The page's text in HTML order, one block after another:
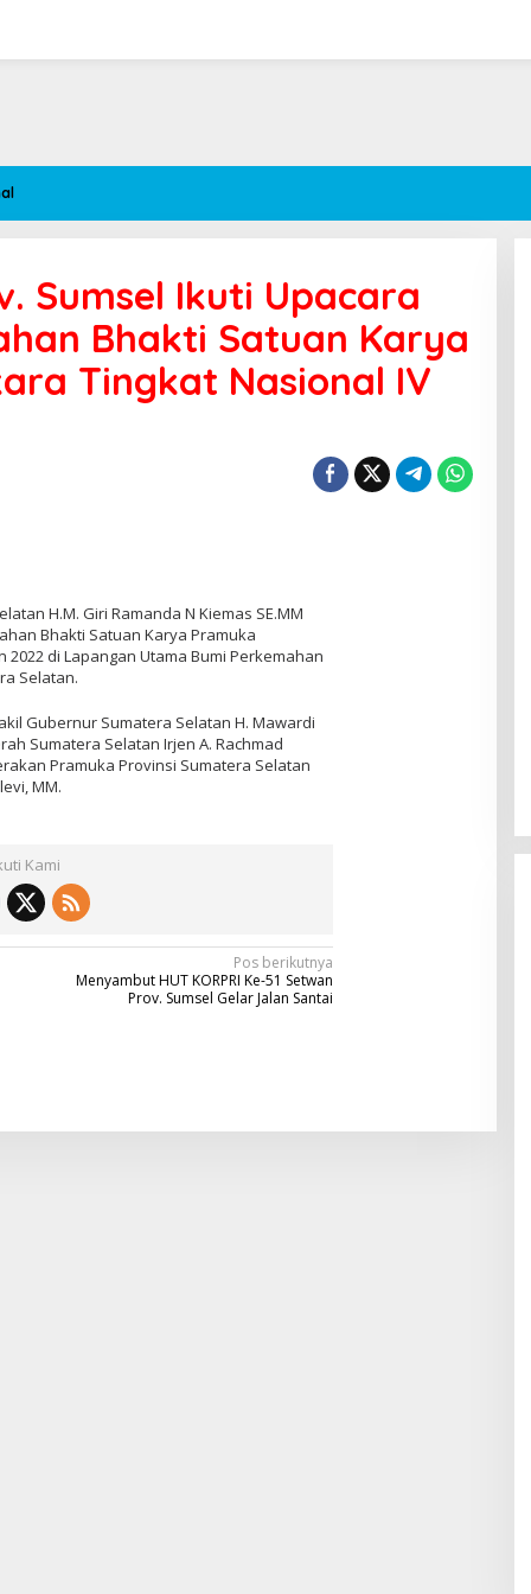
Sumsel Ikuti Upacara
Bhakti Satuan Karya
Tingkat Nasional IV
H.M. Giri Ramanda N Kiemas SE.MM
Bhakti Satuan Karya Pramuka
di Lapangan Utama Bumi Perkemahan
Selatan.
Gubernur Sumatera Selatan H. Mawardi
Sumatera Selatan Irjen A. Rachmad
Pramuka Provinsi Sumatera Selatan
MM.
Kami
Pos berikutnya
Menyambut HUT KORPRI Ke-51 Setwan
Prov. Sumsel Gelar Jalan Santai